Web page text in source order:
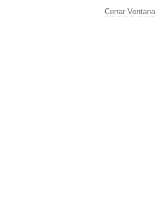
Cerrar Ventana